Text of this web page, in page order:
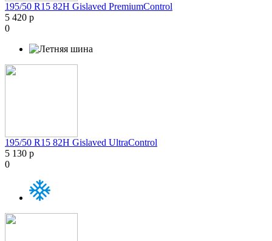
195/50 R15 82H Gislaved PremiumControl
5 420 р
0
195/50 R15 82H Gislaved UltraControl
5 130 р
0